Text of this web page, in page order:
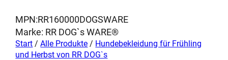
der
Produktseite
gewählt
werden
MPN:RR160000DOGSWARE
Marke: RR DOG`s WARE®
Start /Alle Produkte / Hundebekleidung für Frühling
und Herbst von RR DOG`s